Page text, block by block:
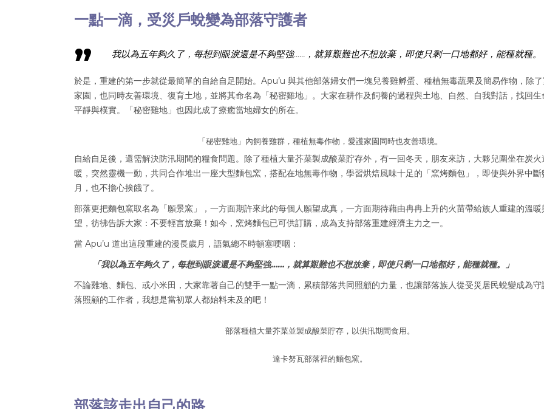
一點一滴，受災戶蛻變為部落守護者
我以為五年夠久了，每想到眼淚還是不夠堅強……，就算艱難也不想放棄，即使只剩一口地都好，能種就種。
於是，重建的第一步就從最簡單的自給自足開始。Apu’u 與其他部落婦女們一塊兒養雞孵蛋、種植無毒蔬果及簡易作物，除
家園，也同時友善環境、復育土地，並將其命名為「秘密雞地」。大家在耕作及飼養的過程與土地、自然、自我對話，找回生
平靜與樸實。「秘密雞地」也因此成了療癒當地婦女的所在。
「秘密雞地」內飼養雞群，種植無毒作物，愛護家園同時也友善環境。
自給自足後，還需解決防汛期間的糧食問題。除了種植大量芥菜製成酸菜貯存外，有一回冬天，朋友來訪，大夥兒圍坐在炭火
暖，突然靈機一動，共同合作堆出一座大型麵包窯，搭配在地無毒作物，學習烘焙風味十足的「窯烤麵包」，即使與外界中斷
月，也不擔心挨餓了。
部落更把麵包窯取名為「願景窯」，一方面期許來此的每個人願望成真，一方面期待藉由冉冉上升的火苗帶給族人重建的溫暖
望，彷彿告訴大家：不要輕言放棄！如今，窯烤麵包已可供訂購，成為支持部落重建經濟主力之一。
當 Apu’u 道出這段重建的漫長歲月，語氣總不時頓塞哽咽：
「我以為五年夠久了，每想到眼淚還是不夠堅強……，就算艱難也不想放棄，即使只剩一口地都好，能種就種。」
不論雞地、麵包、或小米田，大家靠著自己的雙手一點一滴，累積部落共同照顧的力量，也讓部落族人從受災居民蛻變成為守
落照顧的工作者，我想是當初眾人都始料未及的吧！
部落種植大量芥菜並製成酸菜貯存，以供汛期間食用。
達卡努瓦部落裡的麵包窯。